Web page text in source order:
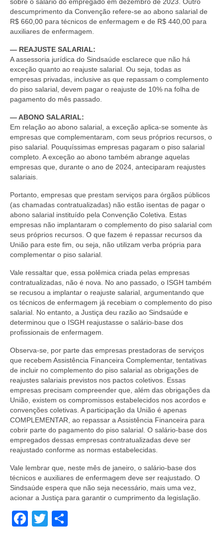
descumprimento da Convenção refere-se ao abono salarial de
R$ 660,00 para técnicos de enfermagem e de R$ 440,00 para
auxiliares de enfermagem.
— REAJUSTE SALARIAL:
A assessoria jurídica do Sindsaúde esclarece que não há
exceção quanto ao reajuste salarial. Ou seja, todas as
empresas privadas, inclusive as que repassam o complemento
do piso salarial, devem pagar o reajuste de 10% na folha de
pagamento do mês passado.
— ABONO SALARIAL:
Em relação ao abono salarial, a exceção aplica-se somente às
empresas que complementaram, com seus próprios recursos, o
piso salarial. Pouquíssimas empresas pagaram o piso salarial
completo. A exceção ao abono também abrange aquelas
empresas que, durante o ano de 2024, anteciparam reajustes
salariais.
Portanto, empresas que prestam serviços para órgãos públicos
(as chamadas contratualizadas) não estão isentas de pagar o
abono salarial instituído pela Convenção Coletiva. Estas
empresas não implantaram o complemento do piso salarial com
seus próprios recursos. O que fazem é repassar recursos da
União para este fim, ou seja, não utilizam verba própria para
complementar o piso salarial.
Vale ressaltar que, essa polêmica criada pelas empresas
contratualizadas, não é nova. No ano passado, o ISGH também
se recusou a implantar o reajuste salarial, argumentando que
os técnicos de enfermagem já recebiam o complemento do piso
salarial. No entanto, a Justiça deu razão ao Sindsaúde e
determinou que o ISGH reajustasse o salário-base dos
profissionais de enfermagem.
Observa-se, por parte das empresas prestadoras de serviços
que recebem Assistência Financeira Complementar, tentativas
de incluir no complemento do piso salarial as obrigações de
reajustes salariais previstos nos pactos coletivos. Essas
empresas precisam compreender que, além das obrigações da
União, existem os compromissos estabelecidos nos acordos e
convenções coletivas. A participação da União é apenas
COMPLEMENTAR, ao repassar a Assistência Financeira para
cobrir parte do pagamento do piso salarial. O salário-base dos
empregados dessas empresas contratualizadas deve ser
reajustado conforme as normas estabelecidas.
Vale lembrar que, neste mês de janeiro, o salário-base dos
técnicos e auxiliares de enfermagem deve ser reajustado. O
Sindsaúde espera que não seja necessário, mais uma vez,
acionar a Justiça para garantir o cumprimento da legislação.
Facebook
Twitter